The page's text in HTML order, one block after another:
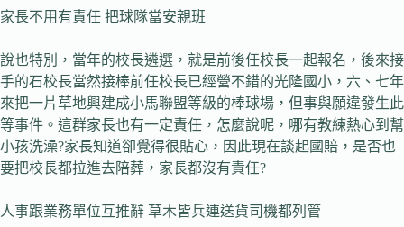
家長不用有責任 把球隊當安親班
說也特別，當年的校長遴選，就是前後任校長一起報名，後來接
手的石校長當然接棒前任校長已經營不錯的光隆國小，六、七年
來把一片草地興建成小馬聯盟等級的棒球場，但事與願違發生此
等事件。這群家長也有一定責任，怎麼說呢，哪有教練熱心到幫
小孩洗澡?家長知道卻覺得很貼心，因此現在談起國賠，是否也
要把校長都拉進去陪葬，家長都沒有責任?
人事跟業務單位互推辭 草木皆兵連送貨司機都列管